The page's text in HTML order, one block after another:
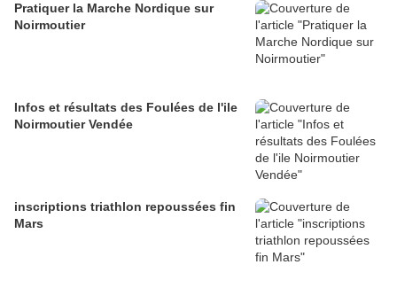
Pratiquer la Marche Nordique sur
Noirmoutier
Infos et résultats des Foulées de l'ile
Noirmoutier Vendée
inscriptions triathlon repoussées fin
Mars